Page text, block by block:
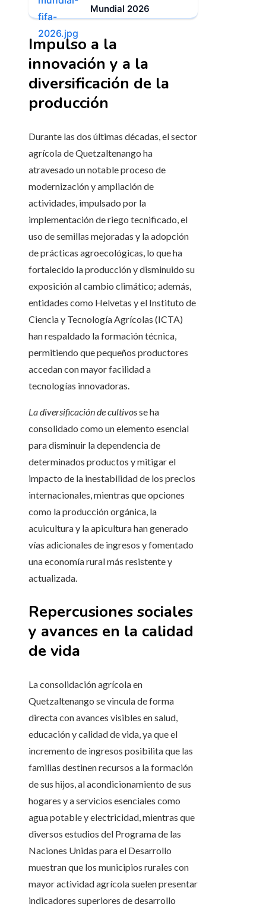
Mundial 2026
Impulso a la
innovación y a la
diversificación de la
producción
Durante las dos últimas décadas, el sector
agrícola de Quetzaltenango ha
atravesado un notable proceso de
modernización y ampliación de
actividades, impulsado por la
implementación de riego tecnificado, el
uso de semillas mejoradas y la adopción
de prácticas agroecológicas, lo que ha
fortalecido la producción y disminuido su
exposición al cambio climático; además,
entidades como Helvetas y el Instituto de
Ciencia y Tecnología Agrícolas (ICTA)
han respaldado la formación técnica,
permitiendo que pequeños productores
accedan con mayor facilidad a
tecnologías innovadoras.
La diversificación de cultivosse ha
consolidado como un elemento esencial
para disminuir la dependencia de
determinados productos y mitigar el
impacto de la inestabilidad de los precios
internacionales, mientras que opciones
como la producción orgánica, la
acuicultura y la apicultura han generado
vías adicionales de ingresos y fomentado
una economía rural más resistente y
actualizada.
Repercusiones sociales
y avances en la calidad
de vida
La consolidación agrícola en
Quetzaltenango se vincula de forma
directa con avances visibles en salud,
educación y calidad de vida, ya que el
incremento de ingresos posibilita que las
familias destinen recursos a la formación
de sus hijos, al acondicionamiento de sus
hogares y a servicios esenciales como
agua potable y electricidad, mientras que
diversos estudios del Programa de las
Naciones Unidas para el Desarrollo
muestran que los municipios rurales con
mayor actividad agrícola suelen presentar
indicadores superiores de desarrollo